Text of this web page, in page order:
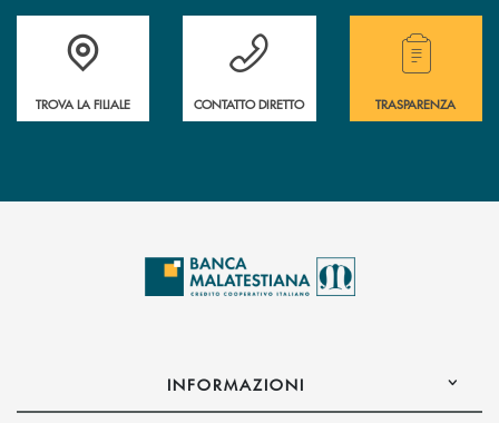
Trova la filiale più vicina a te.
TROVA LA FILIALE
Hai bisogno di assistenza ?&nbsp;
CONTATTO DIRETTO
Hai bisogno di
TRASPARENZA
INFORMAZIONI